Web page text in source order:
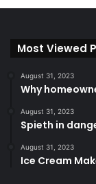
Most Viewed
August 31, 2023
Why
August 31, 2023
Spieth in
August 31, 2023
Ice Cream